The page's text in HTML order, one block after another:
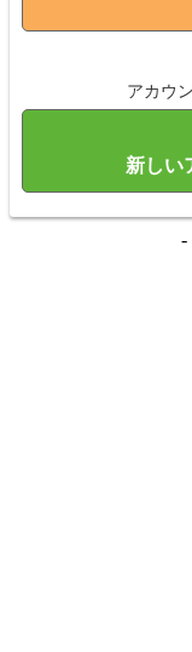
アカウ
新しい
-